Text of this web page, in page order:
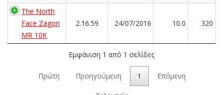
The North
Face Zagori
MR 10K
2.16.59 24/07/2016 10.0 320
Εμφάνιση 1 από 1 σελίδες
Πρώτη Προηγούμενη 1 Επόμενη